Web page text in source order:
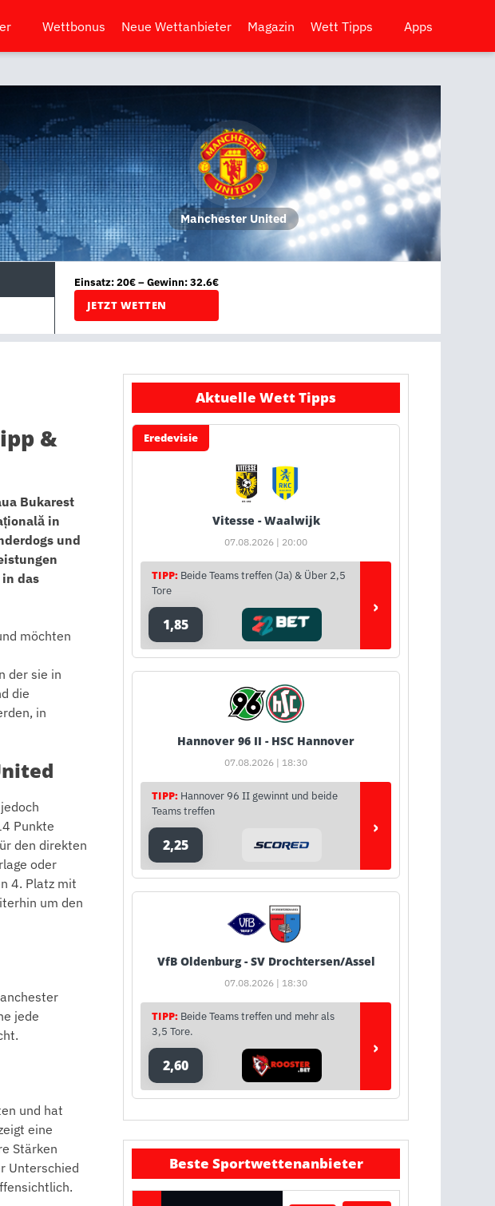
Wettbonus Neue Wettanbieter Magazin Wett Tipps Apps
Manchester United
Einsatz: 20€ – Gewinn: 32.6€
JETZT WETTEN
&
Bukarest
in
und
das
möchten
der sie in
die
in
Punkte
den direkten
oder
4. Platz mit
um den
jede
und hat
eine
Stärken
Unterschied
Aktuelle Wett Tipps
Eredevisie
Vitesse - Waalwijk
07.08.2026 | 20:00
TIPP: Beide Teams treffen (Ja) & Über 2,5
Tore
1,85
›
Hannover 96 II - HSC Hannover
07.08.2026 | 18:30
TIPP: Hannover 96 II gewinnt und beide
Teams treffen
2,25
›
VfB Oldenburg - SV Drochtersen/Assel
07.08.2026 | 18:30
TIPP: Beide Teams treffen und mehr als
3,5 Tore.
2,60
›
Beste Sportwettenanbieter